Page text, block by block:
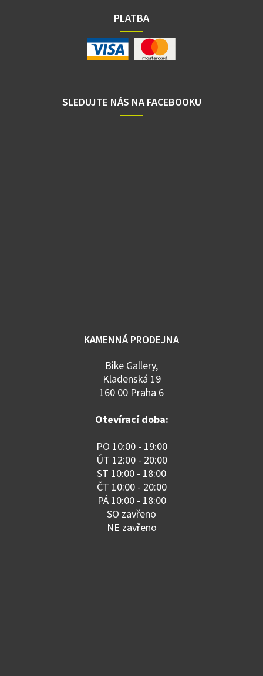
PLATBA
SLEDUJTE NÁS NA FACEBOOKU
KAMENNÁ PRODEJNA
Bike Gallery,
Kladenská 19
160 00 Praha 6
Otevírací doba:
PO 10:00 - 19:00
ÚT 12:00 - 20:00
ST 10:00 - 18:00
ČT 10:00 - 20:00
PÁ 10:00 - 18:00
SO zavřeno
NE zavřeno